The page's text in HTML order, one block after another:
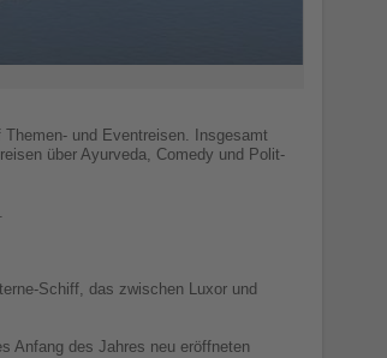
und Eventreisen. Insgesamt
über Ayurveda, Comedy und Polit-
Schiff, das zwischen Luxor und
Anfang des Jahres neu eröffneten